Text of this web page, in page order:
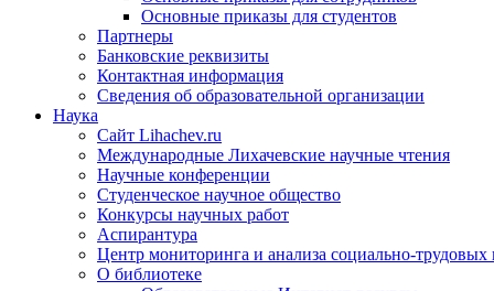
Основные приказы для студентов
Партнеры
Банковские реквизиты
Контактная информация
Сведения об образовательной организации
Наука
Сайт Lihachev.ru
Международные Лихачевские научные чтения
Научные конференции
Студенческое научное общество
Конкурсы научных работ
Аспирантура
Центр мониторинга и анализа социально-трудовых
О библиотеке